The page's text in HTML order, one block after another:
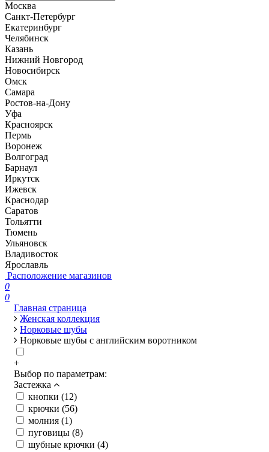
Москва
Санкт-Петербург
Екатеринбург
Челябинск
Казань
Нижний Новгород
Новосибирск
Омск
Самара
Ростов-на-Дону
Уфа
Красноярск
Пермь
Воронеж
Волгоград
Барнаул
Иркутск
Ижевск
Краснодар
Саратов
Тольятти
Тюмень
Ульяновск
Владивосток
Ярославль
Расположение магазинов
0
0
Главная страница
Женская коллекция
Норковые шубы
Норковые шубы с английским воротником
+
Выбор по параметрам:
Застежка
кнопки (12)
крючки (56)
молния (1)
пуговицы (8)
шубные крючки (4)